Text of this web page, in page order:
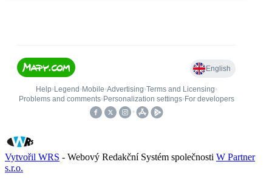
Vytvořil WRS - Webový Redakční Systém společnosti W Partner
s.r.o.